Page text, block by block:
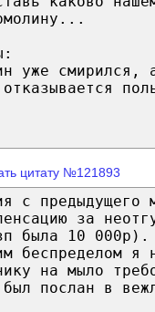
уже смирился,
цитату №121893
с предыдущего
за
была 10 000р).
беспределом я
на мыло
послан в